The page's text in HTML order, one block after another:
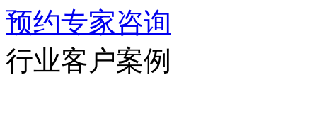
预约专家咨询
行业客户案例